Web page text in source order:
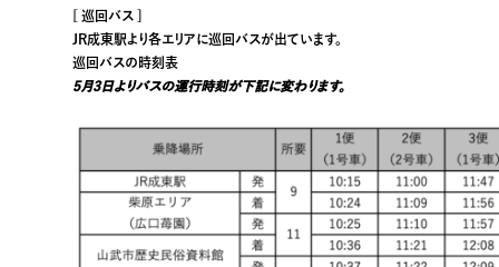
[ 巡回バス ]
JR成東駅より各エリアに巡回バスが出ています。
巡回バスの時刻表
5月3日よりバスの運行時刻が下記に変わります。